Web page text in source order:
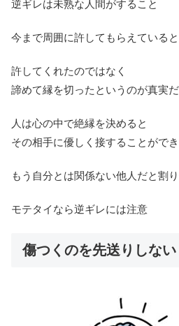
逆ギレは未熟な人間がすること
今まで周囲に許してもらえている
許してくれたのではなく
諦めて縁を切ったというのが真実
人は心の中で絶縁を決めると
その相手に優しく接することがで
もう自分とは関係ない他人だと割
モテタイなら逆ギレには注意
傷つくのを先送りしない